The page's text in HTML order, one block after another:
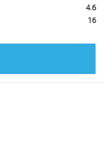
4.6
16